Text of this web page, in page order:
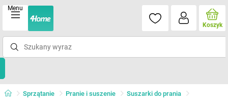
Menu
Koszyk
Sprzątanie Pranie i suszenie Suszarki do prania